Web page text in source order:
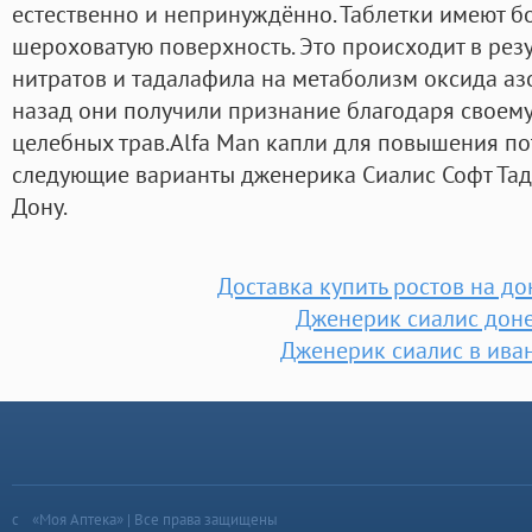
естественно и непринуждённо. Таблетки имеют
шероховатую поверхность. Это происходит в
нитратов и тадалафила на метаболизм оксида
назад они получили признание благодаря
целебных трав.Alfa Man капли для повышения
следующие варианты дженерика Сиалис Софт
Дону.
Доставка купить ростов на
Дженерик сиалис
Дженерик сиалис в
«Моя Аптека» | Все права защищены